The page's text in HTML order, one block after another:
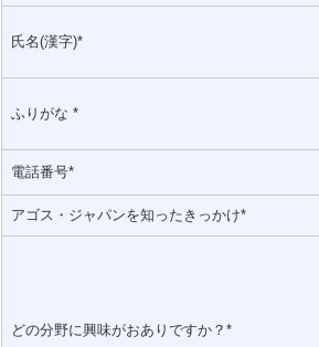
氏名(漢字)*
ふりがな *
電話番号*
アゴス・ジャパンを知ったきっかけ*
どの分野に興味がおありですか？*